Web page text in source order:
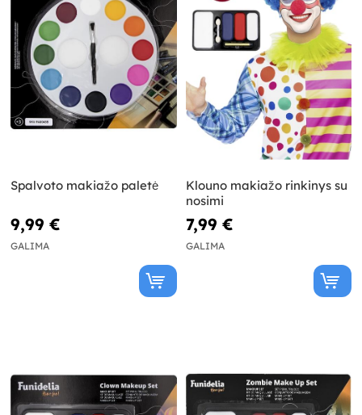
Spalvoto makiažo paletė
9,99 €
GALIMA
Klouno makiažo rinkinys su
nosimi
7,99 €
GALIMA